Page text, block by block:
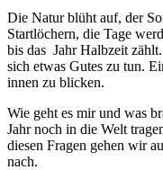
Die Natur blüht auf, der
Startlöchern, die Tage
bis das Jahr Halbzeit
sich etwas Gutes zu tun.
innen zu blicken.
Wie geht es mir und was
Jahr noch in die Welt
diesen Fragen gehen wir
nach.